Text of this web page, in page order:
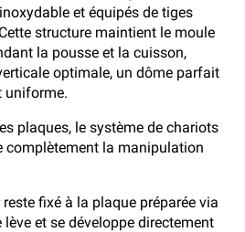
et équipés de tiges
structure maintient le moule
la pousse et la cuisson,
optimale, un dôme parfait
uniforme.
plaques, le système de chariots
complètement la manipulation
fixé à la plaque préparée via
et se développe directement